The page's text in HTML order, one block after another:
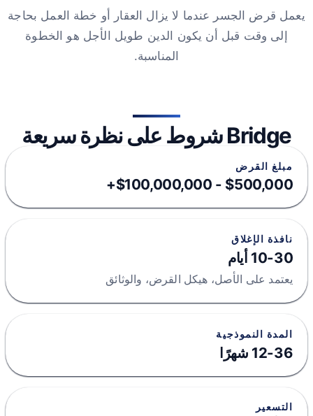
يعمل قرض الجسر عندما لا يزال العقار أو خطة العمل بحاجة
إلى وقت قبل أن يكون الدين طويل الأجل هو الخطوة
المناسبة.
Bridge شروط على نظرة سريعة
مبلغ القرض
$500,000 - $100,000,000+
نافذة الإغلاق
10-30 أيام
يعتمد على الأصل، هيكل القرض، والوثائق
المدة النموذجية
12-36 شهرًا
التسعير